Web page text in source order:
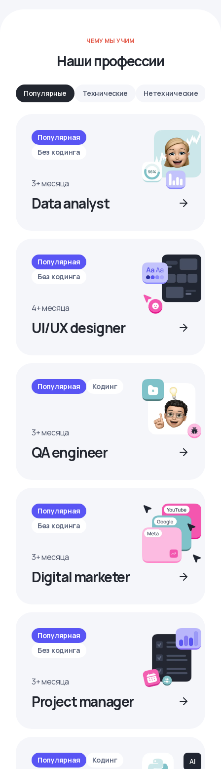
ЧЕМУ МЫ УЧИМ
Наши профессии
Популярные Технические Нетехнические
Популярная
Без кодинга
3+ месяца
Data analyst
Популярная
Без кодинга
4+ месяца
UI/UX designer
Популярная Кодинг
3+ месяца
QA engineer
Популярная
Без кодинга
3+ месяца
Digital marketer
Популярная
Без кодинга
3+ месяца
Project manager
Популярная Кодинг